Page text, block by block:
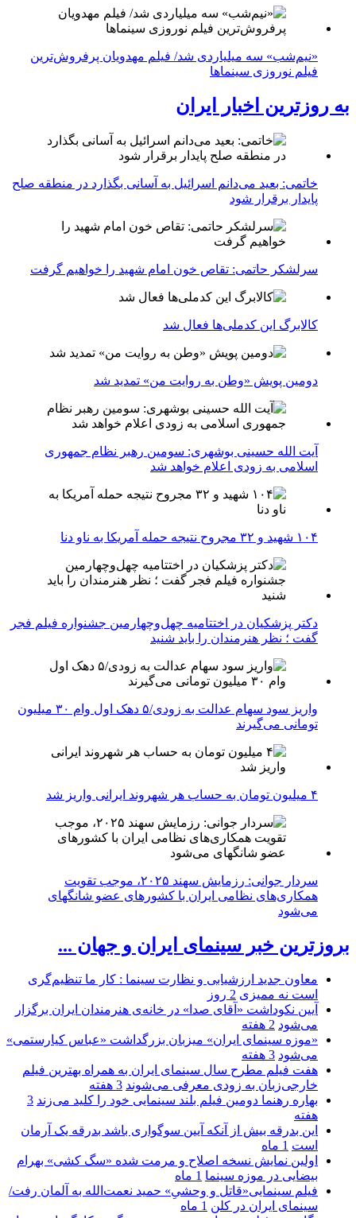
«نیم‌شب» سه میلیاردی شد/ فیلم مهدویان پرفروش‌ترین
فیلم نوروزی سینماها
به روزترین اخبار ایران
خاتمی: بعید می‌دانم اسرائیل به آسانی بگذارد در منطقه صلح
پایدار برقرار شود
سرلشکر حاتمی: تقاص خون امام شهید را خواهیم گرفت
کالابرگ این کدملی‌ها فعال شد
دومین پویش «وطن به روایت من» تمدید شد
آیت الله حسینی بوشهری: سومین رهبر نظام جمهوری
اسلامی به زودی اعلام خواهد شد
۱۰۴ شهید و ۳۲ مجروح نتیجه حمله آمریکا به ناو دنا
دکتر پزشکیان در اختتامیه چهل‌وچهارمین جشنواره فیلم فجر
گفت ؛ نظر هنرمندان را باید شنید
واریز سود سهام عدالت به زودی/۵ دهک اول وام ۳۰ میلیون
تومانی می‌گیرند
۴ میلیون تومان به حساب هر شهروند ایرانی واریز شد
سردار جوانی: رزمایش سهند ۲۰۲۵، موجب تقویت
همکاری‌های نظامی ایران با کشور‌های عضو شانگهای
می‌شود
بروزترین خبر سینمای ایران و جهان ...
معاون جدید ارزشیابی و نظارت سینما : کار ما تنظیم‌گری
است نه ممیزی 2 روز
آیین نکوداشت «آقای صدا» در خانه‌ی هنرمندان ایران برگزار
می‌شود 2 هفته
«موزه سینمای ایران» میزبان بزرگداشت «عباس کیارستمی»
می‌شود 3 هفته
هفت فیلم مطرح سال سینمای ایران به همراه بهترین فیلم
خارجی‌زبان به زودی معرفی می‌شوند 3 هفته
بهاره رهنما دومین فیلم بلند سینمایی خود را کلید می‌زند 3
هفته
این بدرقه بیش از آنکه آیین سوگواری باشد بدرقه یک آرمان
است 1 ماه
اولین نمایش نسخه اصلاح و مرمت شده «سگ کشی» بهرام
بیضایی در موزه سینما 1 ماه
فیلم سینمایی«قاتل و وحشیِ» حمید نعمت‌الله به آلمان رفت/
سینمای ایران در کلن 1 ماه